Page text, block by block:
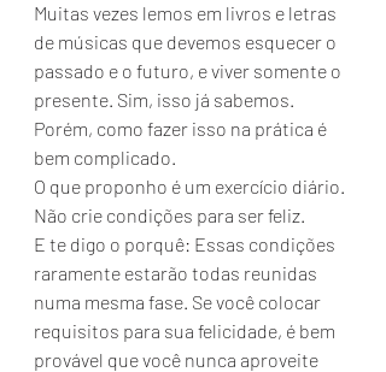
Muitas vezes lemos em livros e letras
de músicas que devemos esquecer o
passado e o futuro, e viver somente o
presente. Sim, isso já sabemos.
Porém, como fazer isso na prática é
bem complicado.
O que proponho é um exercício diário.
Não crie condições para ser feliz.
E te digo o porquê: Essas condições
raramente estarão todas reunidas
numa mesma fase. Se você colocar
requisitos para sua felicidade, é bem
provável que você nunca aproveite